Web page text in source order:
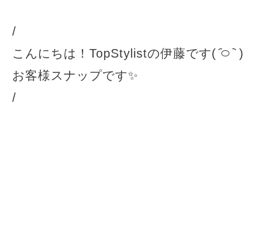
/
こんにちは！TopStylistの伊藤です( ᷇࿀ ᷆ )
お客様スナップです✨
/